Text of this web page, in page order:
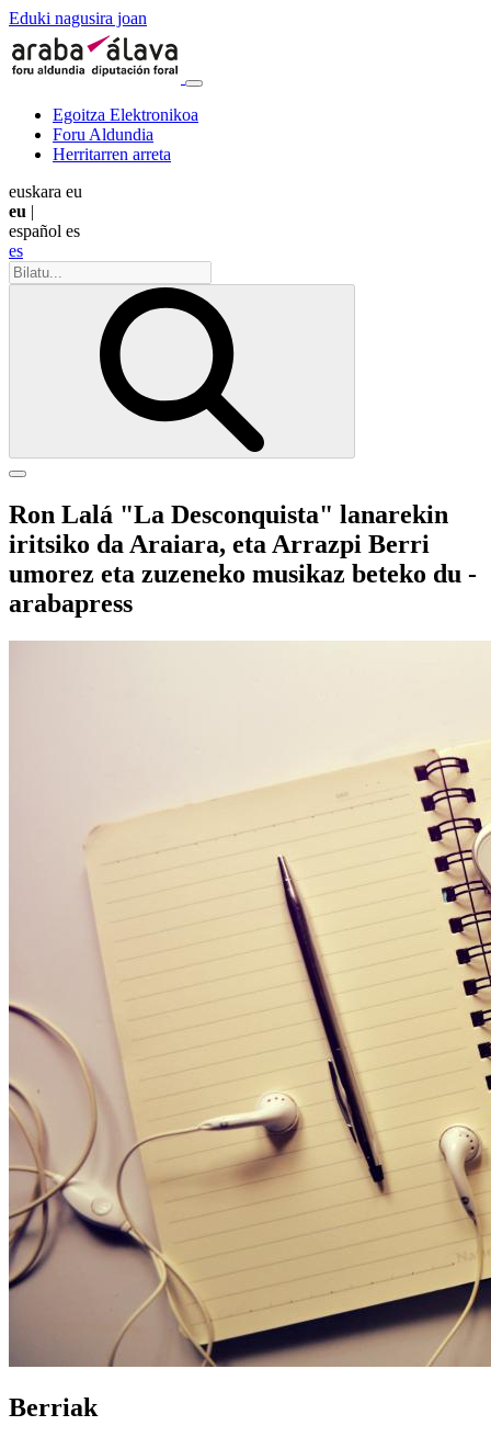
Eduki nagusira joan
Egoitza Elektronikoa
Foru Aldundia
Herritarren arreta
euskara eu
eu |
español es
es
Ron Lalá "La Desconquista" lanarekin
iritsiko da Araiara, eta Arrazpi Berri
umorez eta zuzeneko musikaz beteko du -
arabapress
Berriak